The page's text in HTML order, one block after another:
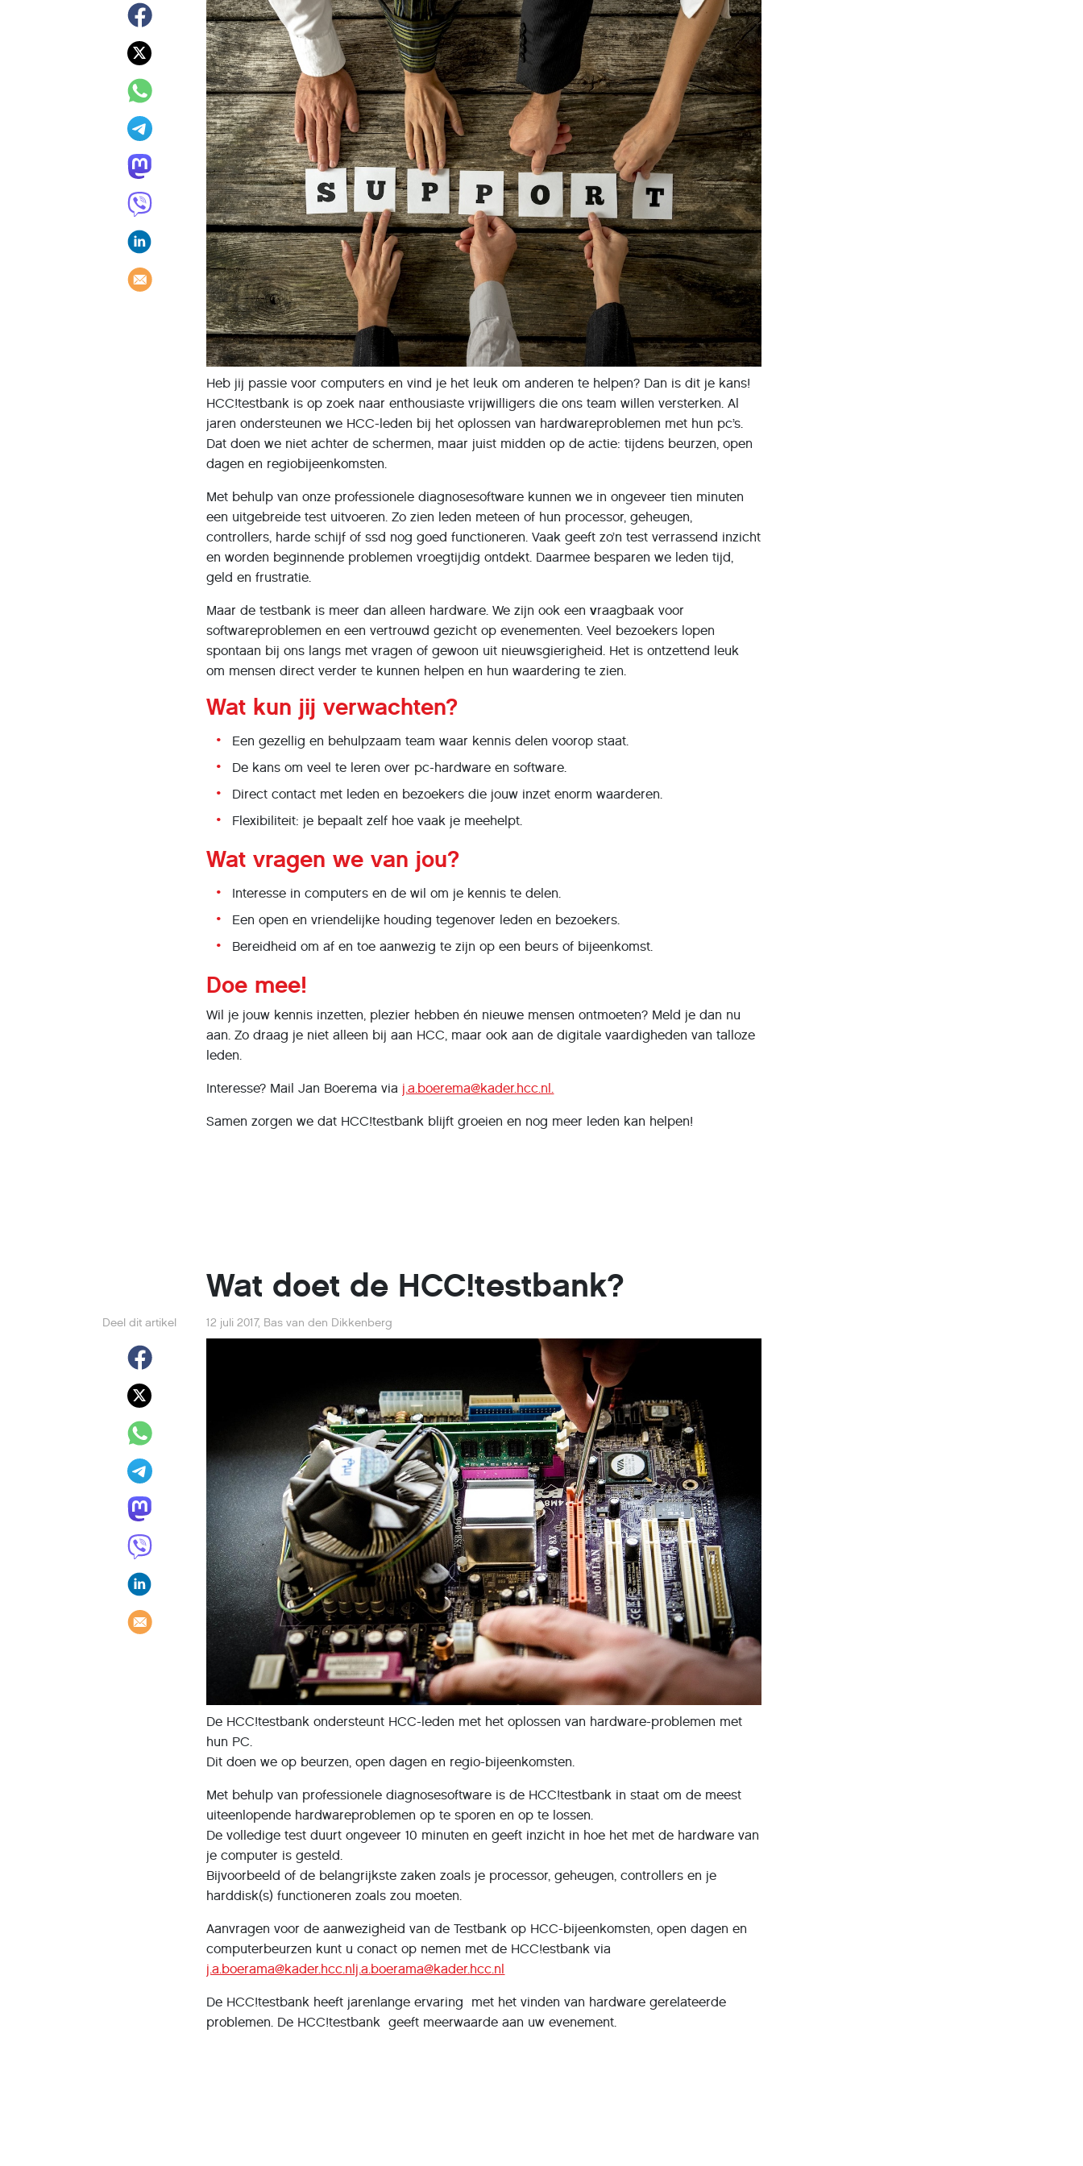
Heb jij passie voor computers en vind je het leuk om anderen te helpen? Dan is dit je kans!
HCC!testbank is op zoek naar enthousiaste vrijwilligers die ons team willen versterken. Al
jaren ondersteunen we HCC-leden bij het oplossen van hardwareproblemen met hun pc’s.
Dat doen we niet achter de schermen, maar juist midden op de actie: tijdens beurzen, open
dagen en regiobijeenkomsten.
Met behulp van onze professionele diagnosesoftware kunnen we in ongeveer tien minuten
een uitgebreide test uitvoeren. Zo zien leden meteen of hun processor, geheugen,
controllers, harde schijf of ssd nog goed functioneren. Vaak geeft zo’n test verrassend inzicht
en worden beginnende problemen vroegtijdig ontdekt. Daarmee besparen we leden tijd,
geld en frustratie.
Maar de testbank is meer dan alleen hardware. We zijn ook eenvraagbaak voor
softwareproblemen en een vertrouwd gezicht op evenementen. Veel bezoekers lopen
spontaan bij ons langs met vragen of gewoon uit nieuwsgierigheid. Het is ontzettend leuk
om mensen direct verder te kunnen helpen en hun waardering te zien.
Wat kun jij verwachten?
Een gezellig en behulpzaam team waar kennis delen voorop staat.
De kans om veel te leren over pc-hardware en software.
Direct contact met leden en bezoekers die jouw inzet enorm waarderen.
Flexibiliteit: je bepaalt zelf hoe vaak je meehelpt.
Wat vragen we van jou?
Interesse in computers en de wil om je kennis te delen.
Een open en vriendelijke houding tegenover leden en bezoekers.
Bereidheid om af en toe aanwezig te zijn op een beurs of bijeenkomst.
Doe mee!
Wil je jouw kennis inzetten, plezier hebben én nieuwe mensen ontmoeten? Meld je dan nu
aan. Zo draag je niet alleen bij aan HCC, maar ook aan de digitale vaardigheden van talloze
leden.
Interesse? Mail Jan Boerema via j.a.boerema@kader.hcc.nl.
Samen zorgen we dat HCC!testbank blijft groeien en nog meer leden kan helpen!
Wat doet de HCC!testbank?
Deel dit artikel 12 juli 2017, Bas van den Dikkenberg
De HCC!testbank ondersteunt HCC-leden met het oplossen van hardware-problemen met
hun PC.
Dit doen we op beurzen, open dagen en regio-bijeenkomsten.
Met behulp van professionele diagnosesoftware is de HCC!testbank in staat om de meest
uiteenlopende hardwareproblemen op te sporen en op te lossen.
De volledige test duurt ongeveer 10 minuten en geeft inzicht in hoe het met de hardware van
je computer is gesteld.
Bijvoorbeeld of de belangrijkste zaken zoals je processor, geheugen, controllers en je
harddisk(s) functioneren zoals zou moeten.
Aanvragen voor de aanwezigheid van de Testbank op HCC-bijeenkomsten, open dagen en
computerbeurzen kunt u conact op nemen met de HCC!estbank via
j.a.boerama@kader.hcc.nlj.a.boerama@kader.hcc.nl
De HCC!testbank heeft jarenlange ervaring met het vinden van hardware gerelateerde
problemen. De HCC!testbank geeft meerwaarde aan uw evenement.